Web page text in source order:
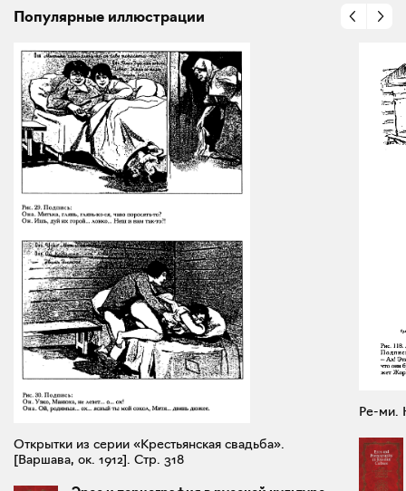
Популярные иллюстрации
Открытки из серии «Крестьянская свадьба».
[Варшава, ок. 1912]. Стр. 318
Ре-ми.